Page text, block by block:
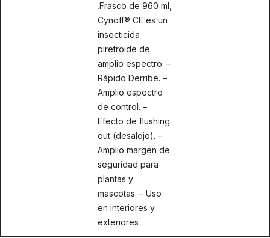
.Frasco de 960 ml,
Cynoff® CE es un
insecticida
piretroide de
amplio espectro. –
Rápido Derribe. –
Amplio espectro
de control. –
Efecto de flushing
out (desalojo). –
Amplio margen de
seguridad para
plantas y
mascotas. – Uso
en interiores y
exteriores